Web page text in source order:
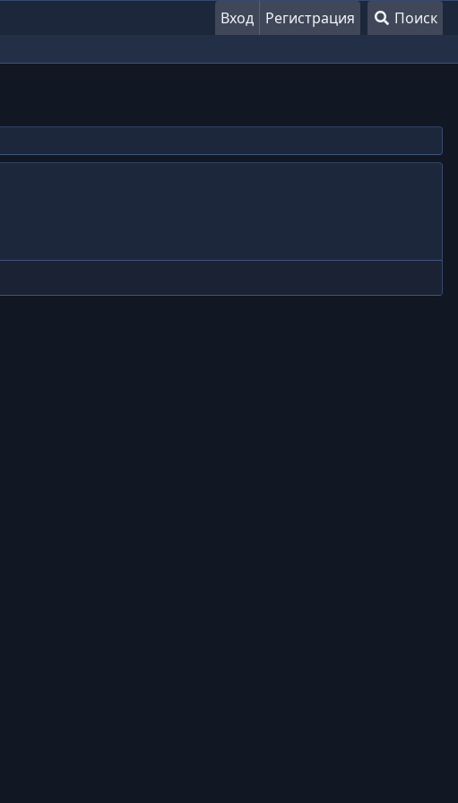
Вход Регистрация Поиск